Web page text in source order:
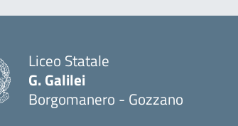
Liceo Statale
G. Galilei
Borgomanero - Gozzano